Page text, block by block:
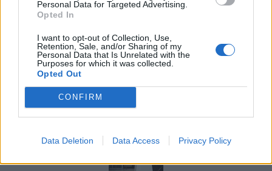
Personal Data for Targeted Advertising.
Opted In
I want to opt-out of Collection, Use,
Retention, Sale, and/or Sharing of my
Personal Data that Is Unrelated with the
Purposes for which it was collected.
Opted Out
CONFIRM
Data Deletion Data Access Privacy Policy
Javasolj egy kutyabarát helyet!